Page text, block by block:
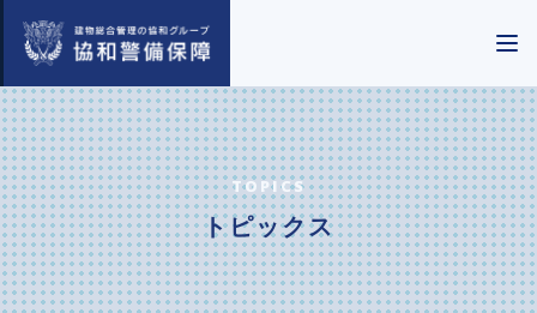
TOPICS
トピックス